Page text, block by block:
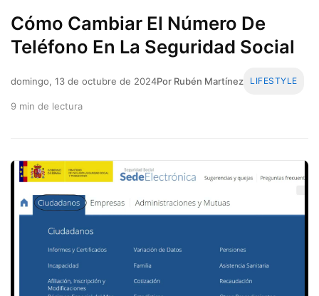
Cómo Cambiar El Número De
Teléfono En La Seguridad Social
domingo, 13 de octubre de 2024Por Rubén Martínez LIFESTYLE
9 min de lectura